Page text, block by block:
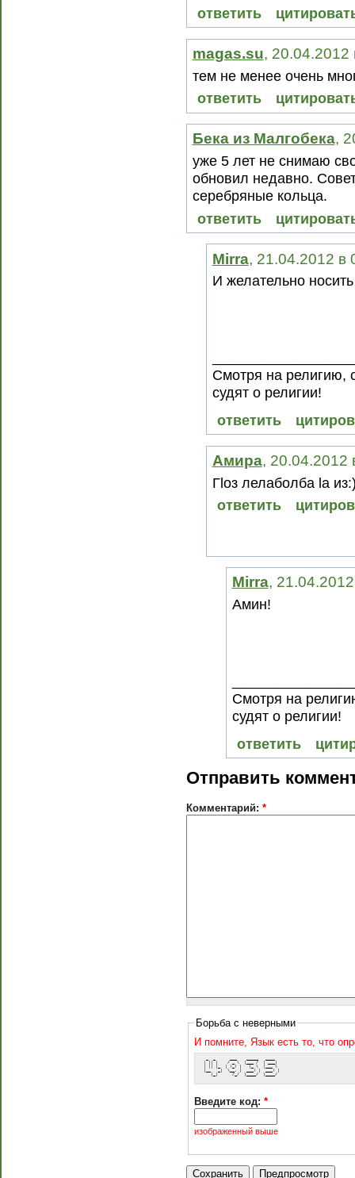
ответить
magas.su, 20.04.2012
тем не менее очень
ответить
Бека из Малгобека,
уже 5 лет не снимаю
обновил недавно.
серебряные кольца.
ответить
Mirra, 21.04.2012 в
И желательно
Смотря на религию,
судят о религии!
ответить
Амира, 20.04.2012
Гlоз лелаболба lа
ответить
Mirra,
Амин!
Смотря на
судят о религии!
ответить
Отправить
Комментарий: *
Борьба с неверными
И помните, Язык есть то, что
| || |    / _ \  |___ /  | ___|
| || |_  | (_) |   |_ \  |___ \
|__   _|  \__, |  ___) |  ___) |
    |_|      /_/  |____/  |____/
Введите код: *
изображенный выше